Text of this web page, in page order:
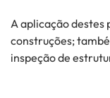
A aplicação destes
construções;
inspeção de